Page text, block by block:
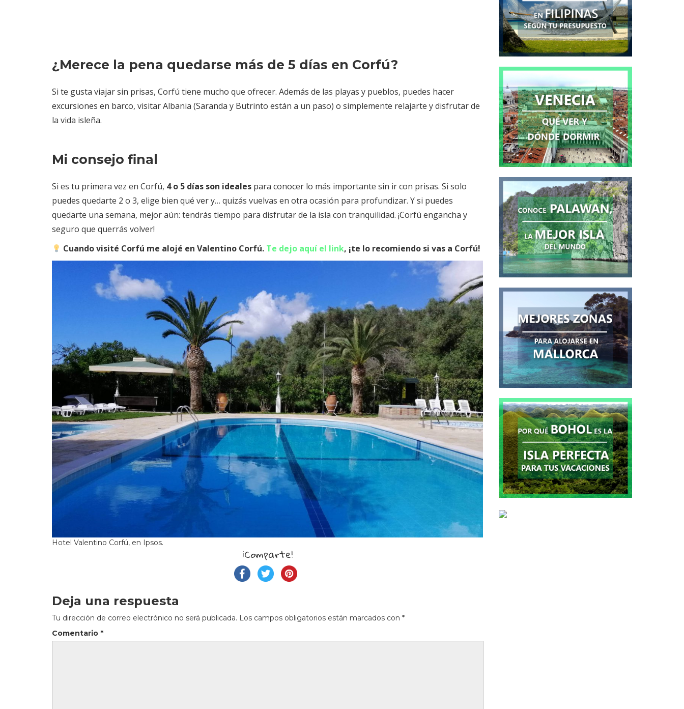
¿Merece la pena quedarse más de 5 días en Corfú?
Si te gusta viajar sin prisas, Corfú tiene mucho que ofrecer. Además de las playas y pueblos, puedes hacer
excursiones en barco, visitar Albania (Saranda y Butrinto están a un paso) o simplemente relajarte y disfrutar de
la vida isleña.
Mi consejo final
Si es tu primera vez en Corfú, 4 o 5 días son ideales para conocer lo más importante sin ir con prisas. Si solo
puedes quedarte 2 o 3, elige bien qué ver y… quizás vuelvas en otra ocasión para profundizar. Y si puedes
quedarte una semana, mejor aún: tendrás tiempo para disfrutar de la isla con tranquilidad. ¡Corfú engancha y
seguro que querrás volver!
Cuando visité Corfú me alojé en Valentino Corfú. Te dejo aquí el link, ¡te lo recomiendo si vas a Corfú!
Hotel Valentino Corfú, en Ipsos.
¡Comparte!
Deja una respuesta
Tu dirección de correo electrónico no será publicada. Los campos obligatorios están marcados con *
Comentario *